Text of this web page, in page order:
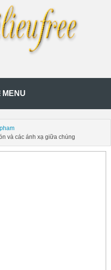
MENU
và các ánh xạ giữa chúng